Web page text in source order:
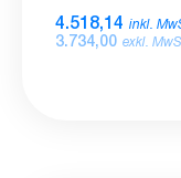
4.518,14 inkl.
3.734,00 exkl.